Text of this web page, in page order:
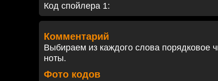
Код спойлера 1:
Комментарий
Выбираем из каждого слова порядковое
ноты.
Фото кодов